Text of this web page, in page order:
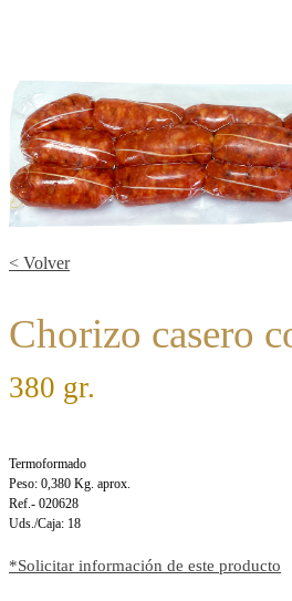
< Volver
Chorizo casero
380 gr.
Termoformado
Peso: 0,380 Kg. aprox.
Ref.- 020628
Uds./Caja: 18
*Solicitar información de este producto